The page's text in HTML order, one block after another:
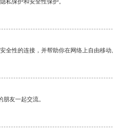
私保护和安全性保护。
全性的连接，并帮助你在网络上自由移动
友一起交流。